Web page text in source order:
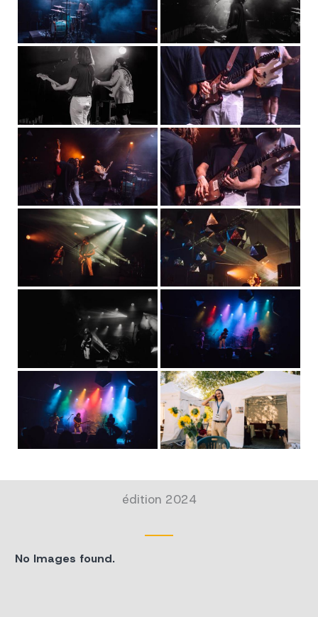
édition 2024
No Images found.